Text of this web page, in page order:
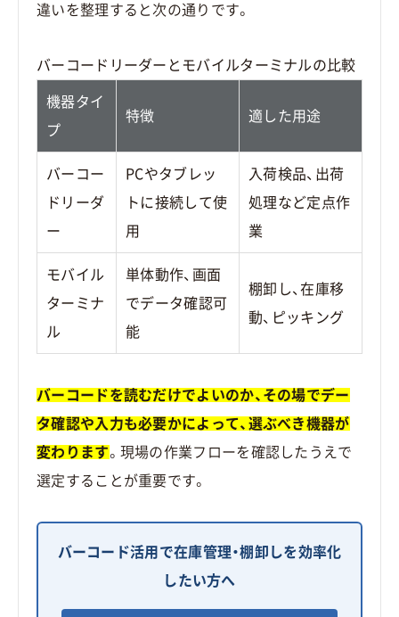
違いを整理すると次の通りです。
バーコードリーダーとモバイルターミナルの比較
機器タイ
プ
特徴 適した用途
バーコー
ドリーダ
ー
PCやタブレッ
トに接続して使
用
入荷検品、出荷
処理など定点作
業
モバイル
ターミナ
ル
単体動作、画面
でデータ確認可
能
棚卸し、在庫移
動、ピッキング
バーコードを読むだけでよいのか、その場でデー
タ確認や入力も必要かによって、選ぶべき機器が
変わります。現場の作業フローを確認したうえで
選定することが重要です。
バーコード活用で在庫管理・棚卸しを効率化
したい方へ